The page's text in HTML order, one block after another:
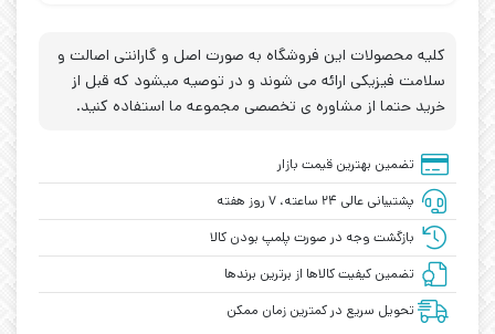
کلیه محصولات این فروشگاه به صورت اصل و گارانتی اصالت و
سلامت فیزیکی ارائه می شوند و در توصیه میشود که قبل از
خرید حتما از مشاوره ی تخصصی مجموعه ما استفاده کنید.
تضمین بهترین قیمت بازار
پشتیبانی عالی ۲۴ ساعته، ۷ روز هفته
بازگشت وجه در صورت پلمپ بودن کالا
تضمین کیفیت کالاها از برترین برندها
تحویل سریع در کمترین زمان ممکن